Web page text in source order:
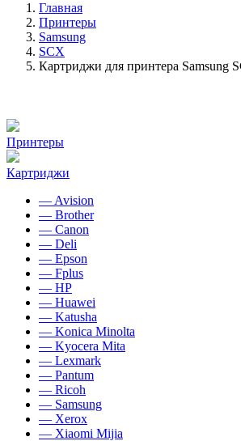
Главная
Принтеры
Samsung
SCX
Картриджи для принтера Samsung
Принтеры
Картриджи
— Avision
— Brother
— Canon
— Deli
— Epson
— Fplus
— HP
— Huawei
— Katusha
— Konica Minolta
— Kyocera Mita
— Lexmark
— Pantum
— Ricoh
— Samsung
— Xerox
— Xiaomi Mijia